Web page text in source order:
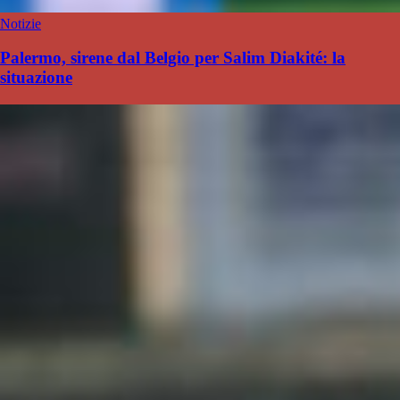
Notizie
Palermo, sirene dal Belgio per Salim Diakité: la
situazione